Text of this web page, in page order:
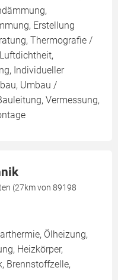
Erstellung
Thermografie /
Individueller
Umbau /
Vermessung,
(27km von 89198
Ölheizung,
Heizkörper,
Brennstoffzelle,